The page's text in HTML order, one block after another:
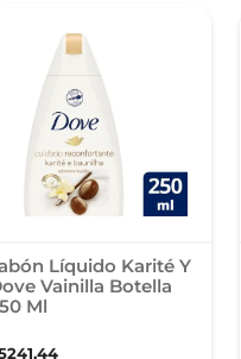
Líquido Karité Y
Vainilla Botella
Ml
,44